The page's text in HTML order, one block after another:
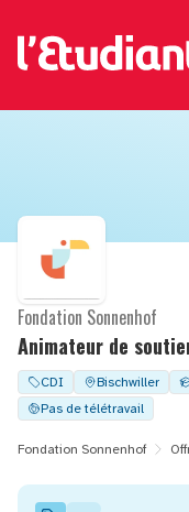
Fondation Sonnenhof
CDI Bischwiller
Pas de télétravail
Fondation Sonnenhof